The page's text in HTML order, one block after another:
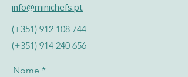
info@minichefs.pt
(+351) 912 108 744
(+351) 914 240 656
Nome